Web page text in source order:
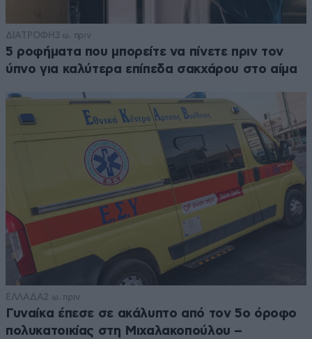
ΔΙΑΤΡΟΦΗ 3 ω. πριν
5 ροφήματα που μπορείτε να πίνετε πριν τον
ύπνο για καλύτερα επίπεδα σακχάρου στο αίμα
ΕΛΛΑΔΑ2 ω. πριν
Γυναίκα έπεσε σε ακάλυπτο από τον 5ο όροφο
πολυκατοικίας στη Μιχαλακοπούλου –